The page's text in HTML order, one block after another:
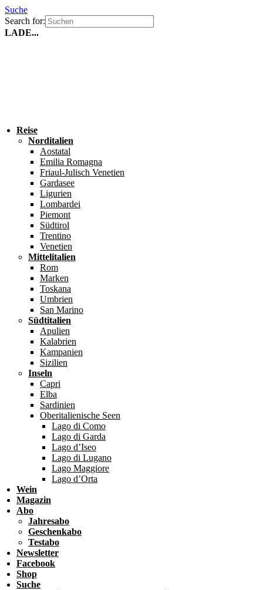
Suche
Search for:
LADE...
Reise
Norditalien
Aostatal
Emilia Romagna
Friaul-Julisch Venetien
Gardasee
Ligurien
Lombardei
Piemont
Südtirol
Trentino
Venetien
Mittelitalien
Rom
Marken
Toskana
Umbrien
San Marino
Südtitalien
Apulien
Kalabrien
Kampanien
Sizilien
Inseln
Capri
Elba
Sardinien
Oberitalienische Seen
Lago di Como
Lago di Garda
Lago d’Iseo
Lago di Lugano
Lago Maggiore
Lago d’Orta
Wein
Magazin
Abo
Jahresabo
Geschenkabo
Testabo
Newsletter
Facebook
Shop
Suche